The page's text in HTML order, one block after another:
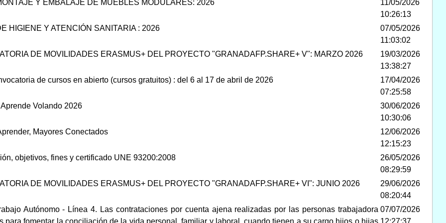
Y EMBALAJE DE MUEBLES MODULARES: 2026
11/05/2026
10:26:13
HIGIENE Y ATENCIÓN SANITARIA : 2026
07/05/2026
11:03:02
DE MOVILIDADES ERASMUS+ DEL PROYECTO "GRANADAFP.SHARE+ V": MARZO 2026
19/03/2026
13:38:27
de cursos en abierto (cursos gratuitos) : del 6 al 17 de abril de 2026
17/04/2026
07:25:58
Volando 2026
30/06/2026
10:30:06
Mayores Conectados
12/06/2026
12:15:23
objetivos, fines y certificado UNE 93200:2008
26/05/2026
08:29:59
DE MOVILIDADES ERASMUS+ DEL PROYECTO "GRANADAFP.SHARE+ VI": JUNIO 2026
29/06/2026
08:20:44
Autónomo - Línea 4. Las contrataciones por cuenta ajena realizadas por las personas trabajadora
para fomentar la conciliación de la vida personal, familiar y laboral, cuando tienen a su cargo hijos o hijas
07/07/2026
12:27:37